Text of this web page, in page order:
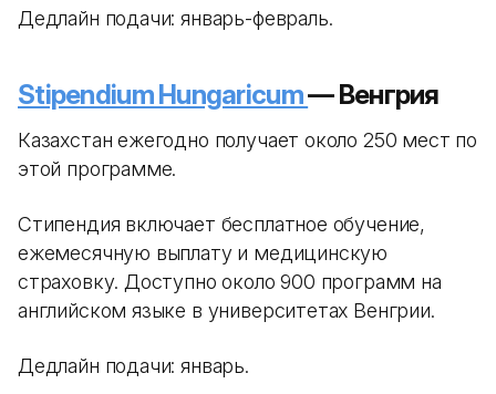
Дедлайн подачи: январь-февраль.
Stipendium Hungaricum— Венгрия
Казахстан ежегодно получает около 250 мест по
этой программе.
Стипендия включает бесплатное обучение,
ежемесячную выплату и медицинскую
страховку. Доступно около 900 программ на
английском языке в университетах Венгрии.
Дедлайн подачи: январь.